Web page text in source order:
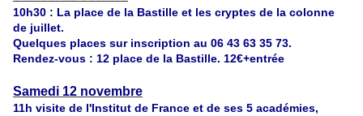
10h30 : La place de la Bastille et les cryptes de la colonne
de juillet.
Quelques places sur inscription au 06 43 63 35 73.
Rendez-vous : 12 place de la Bastille. 12€+entrée
Samedi 12 novembre
11h visite de l'Institut de France et de ses 5 académies,